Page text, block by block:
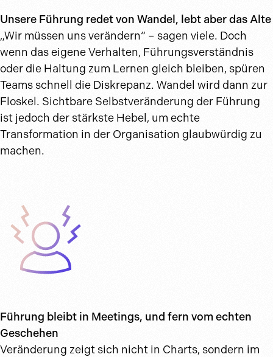
Unsere Führung redet von Wandel, lebt aber das Alte
„Wir müssen uns verändern“ – sagen viele. Doch
wenn das eigene Verhalten, Führungsverständnis
oder die Haltung zum Lernen gleich bleiben, spüren
Teams schnell die Diskrepanz. Wandel wird dann zur
Floskel. Sichtbare Selbstveränderung der Führung
ist jedoch der stärkste Hebel, um echte
Transformation in der Organisation glaubwürdig zu
machen.
Führung bleibt in Meetings, und fern vom echten
Geschehen
Veränderung zeigt sich nicht in Charts, sondern im